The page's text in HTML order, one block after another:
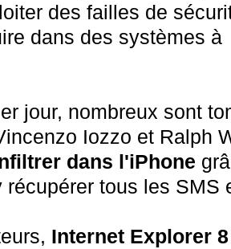
des failles de
dans des systèmes à
jour, nombreux sont
Iozzo et Ralph
dans l'iPhone
récupérer tous les SMS
Internet Explorer